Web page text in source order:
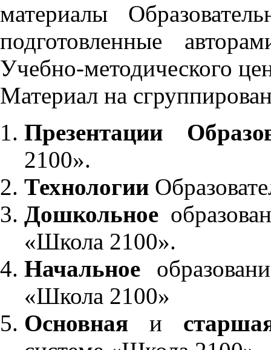
материалы
подготовленные
Учебно-методического
Материал на
Презентации
2100».
Технологии
Дошкольное
«Школа 2100».
Начальное
«Школа 2100»
Основнаяи